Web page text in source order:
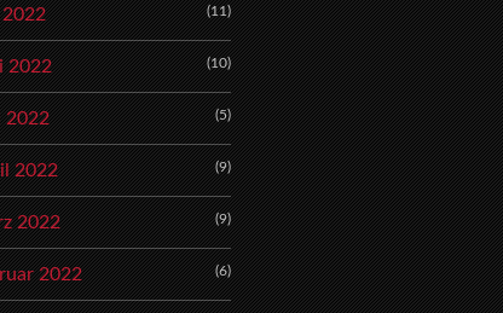
(11)
2022 (10)
2022 (5)
2022 (9)
2022 (9)
2022 (6)